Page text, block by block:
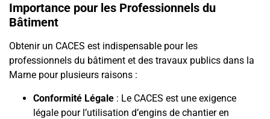
Importance pour les Professionnels du
Bâtiment
Obtenir un CACES est indispensable pour les
professionnels du bâtiment et des travaux publics dans la
Marne pour plusieurs raisons :
Conformité Légale : Le CACES est une exigence
légale pour l’utilisation d’engins de chantier en